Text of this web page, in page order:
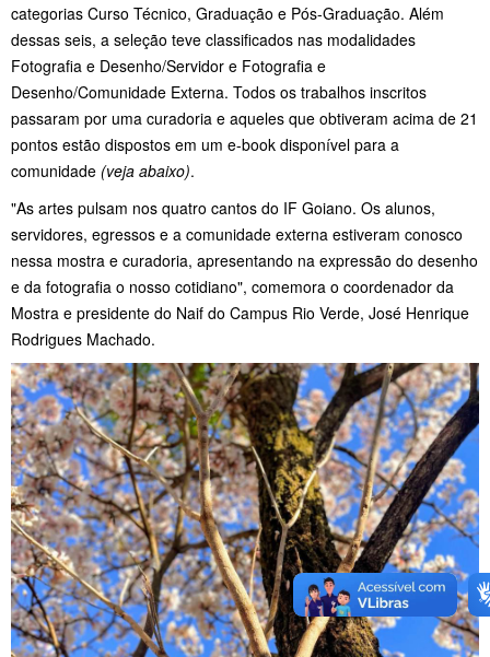
categorias Curso Técnico, Graduação e Pós-Graduação. Além
dessas seis, a seleção teve classificados nas modalidades
Fotografia e Desenho/Servidor e Fotografia e
Desenho/Comunidade Externa. Todos os trabalhos inscritos
passaram por uma curadoria e aqueles que obtiveram acima de 21
pontos estão dispostos em um e-book disponível para a
comunidade (veja abaixo).
"As artes pulsam nos quatro cantos do IF Goiano. Os alunos,
servidores, egressos e a comunidade externa estiveram conosco
nessa mostra e curadoria, apresentando na expressão do desenho
e da fotografia o nosso cotidiano", comemora o coordenador da
Mostra e presidente do Naif do Campus Rio Verde, José Henrique
Rodrigues Machado.